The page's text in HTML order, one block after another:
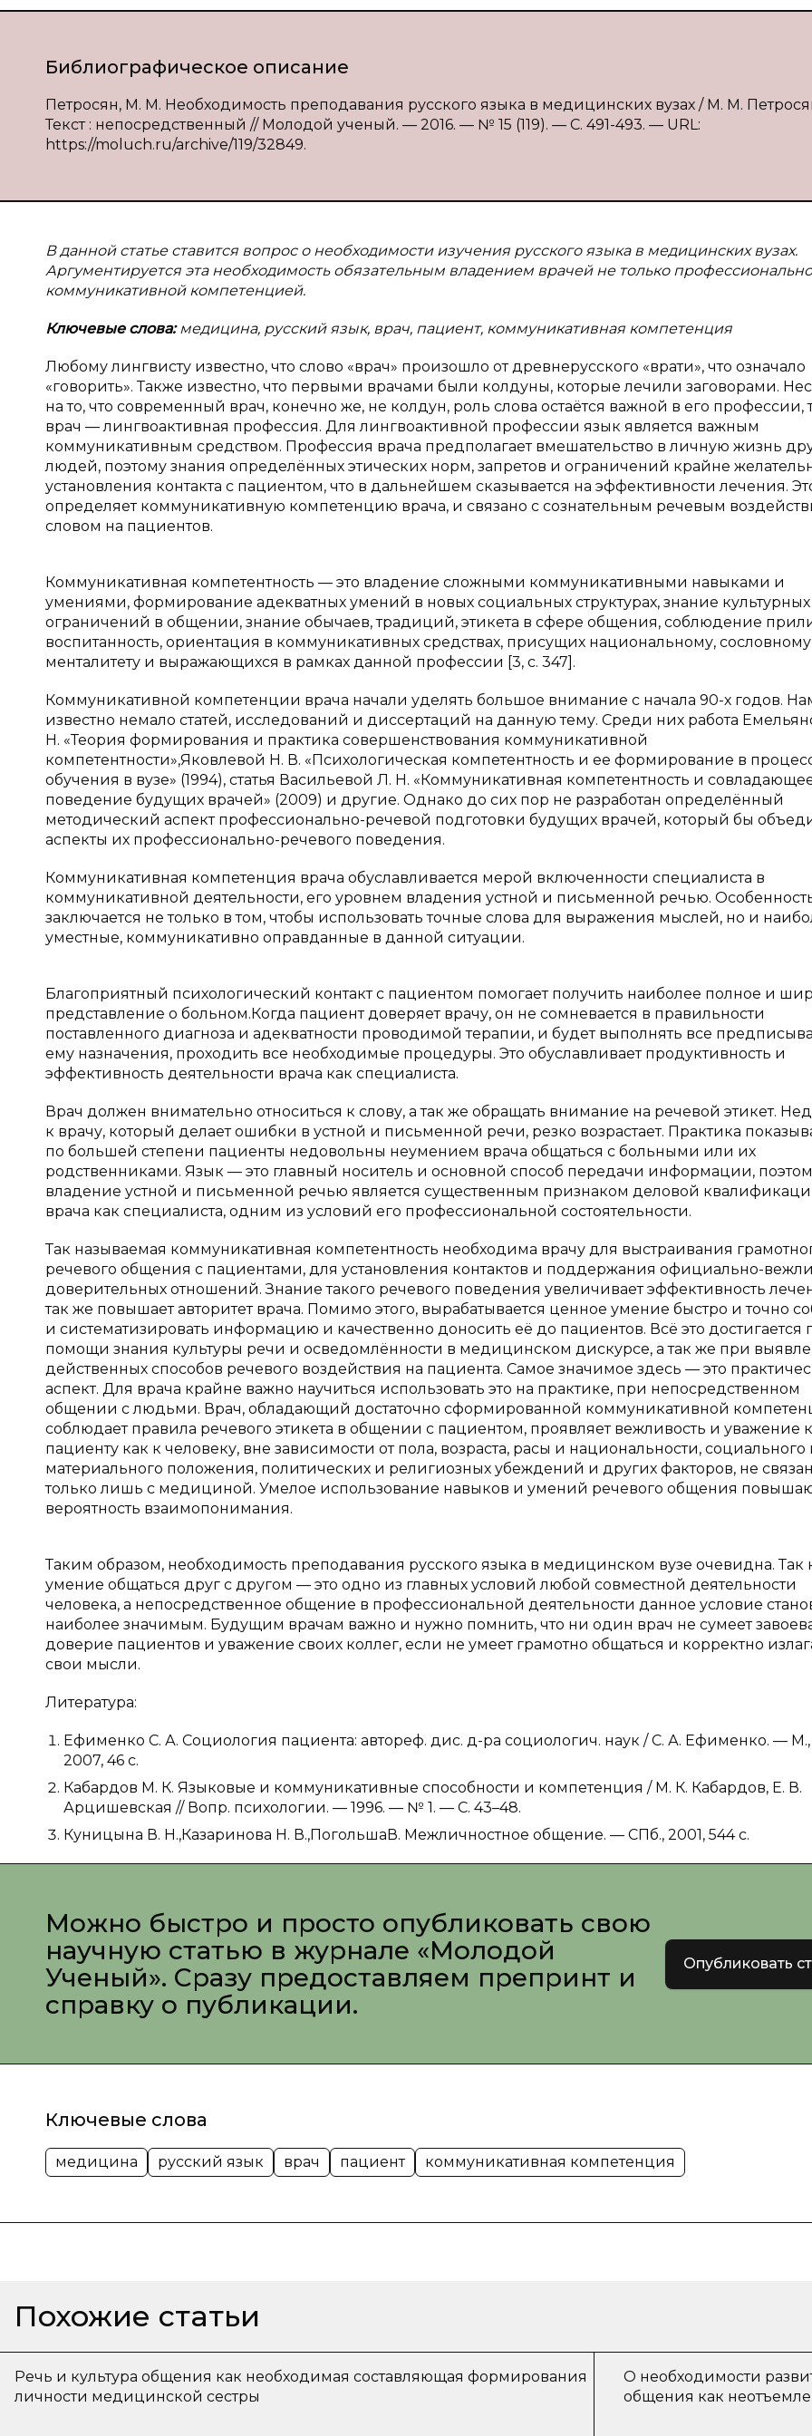
Библиографическое описание
Петросян, М. М. Необходимость преподавания русского языка в медицинских вузах / М. М.
Текст : непосредственный // Молодой ученый. — 2016. — № 15 (119). — С. 491-493. — URL:
https://moluch.ru/archive/119/32849.
В данной статье ставится вопрос о необходимости изучения русского языка в медицинских вузах.
Аргументируется эта необходимость обязательным владением врачей не только
коммуникативной компетенцией.
Ключевые слова:медицина, русский язык, врач, пациент, коммуникативная компетенция
Любому лингвисту известно, что слово «врач» произошло от древнерусского «врати», что означало
«говорить». Также известно, что первыми врачами были колдуны, которые лечили заговорами.
на то, что современный врач, конечно же, не колдун, роль слова остаётся важной в его профессии,
врач — лингвоактивная профессия. Для лингвоактивной профессии язык является важным
коммуникативным средством. Профессия врача предполагает вмешательство в личную жизнь
людей, поэтому знания определённых этических норм, запретов и ограничений крайне
установления контакта с пациентом, что в дальнейшем сказывается на эффективности лечения.
определяет коммуникативную компетенцию врача, и связано с сознательным речевым
словом на пациентов.
Коммуникативная компетентность — это владение сложными коммуникативными навыками и
умениями, формирование адекватных умений в новых социальных структурах, знание
ограничений в общении, знание обычаев, традиций, этикета в сфере общения, соблюдение
воспитанность, ориентация в коммуникативных средствах, присущих национальному, сословному
менталитету и выражающихся в рамках данной профессии [3, с. 347].
Коммуникативной компетенции врача начали уделять большое внимание с начала 90-х годов.
известно немало статей, исследований и диссертаций на данную тему. Среди них работа
Н. «Теория формирования и практика совершенствования коммуникативной
компетентности»,Яковлевой Н. В. «Психологическая компетентность и ее формирование в
обучения в вузе» (1994), статья Васильевой Л. Н. «Коммуникативная компетентность и
поведение будущих врачей» (2009) и другие. Однако до сих пор не разработан определённый
методический аспект профессионально-речевой подготовки будущих врачей, который бы
аспекты их профессионально-речевого поведения.
Коммуникативная компетенция врача обуславливается мерой включенности специалиста в
коммуникативной деятельности, его уровнем владения устной и письменной речью.
заключается не только в том, чтобы использовать точные слова для выражения мыслей, но и
уместные, коммуникативно оправданные в данной ситуации.
Благоприятный психологический контакт с пациентом помогает получить наиболее полное и
представление о больном.Когда пациент доверяет врачу, он не сомневается в правильности
поставленного диагноза и адекватности проводимой терапии, и будет выполнять все
ему назначения, проходить все необходимые процедуры. Это обуславливает продуктивность и
эффективность деятельности врача как специалиста.
Врач должен внимательно относиться к слову, а так же обращать внимание на речевой этикет.
к врачу, который делает ошибки в устной и письменной речи, резко возрастает. Практика
по большей степени пациенты недовольны неумением врача общаться с больными или их
родственниками. Язык — это главный носитель и основной способ передачи информации,
владение устной и письменной речью является существенным признаком деловой
врача как специалиста, одним из условий его профессиональной состоятельности.
Так называемая коммуникативная компетентность необходима врачу для выстраивания
речевого общения с пациентами, для установления контактов и поддержания официально-
доверительных отношений. Знание такого речевого поведения увеличивает эффективность
так же повышает авторитет врача. Помимо этого, вырабатывается ценное умение быстро и точно
и систематизировать информацию и качественно доносить её до пациентов. Всё это достигается
помощи знания культуры речи и осведомлённости в медицинском дискурсе, а так же при
действенных способов речевого воздействия на пациента. Самое значимое здесь — это
аспект. Для врача крайне важно научиться использовать это на практике, при непосредственном
общении с людьми. Врач, обладающий достаточно сформированной коммуникативной
соблюдает правила речевого этикета в общении с пациентом, проявляет вежливость и уважение к
пациенту как к человеку, вне зависимости от пола, возраста, расы и национальности, социального
материального положения, политических и религиозных убеждений и других факторов, не
только лишь с медициной. Умелое использование навыков и умений речевого общения
вероятность взаимопонимания.
Таким образом, необходимость преподавания русского языка в медицинском вузе очевидна. Так
умение общаться друг с другом — это одно из главных условий любой совместной деятельности
человека, а непосредственное общение в профессиональной деятельности данное условие
наиболее значимым. Будущим врачам важно и нужно помнить, что ни один врач не сумеет
доверие пациентов и уважение своих коллег, если не умеет грамотно общаться и корректно
свои мысли.
Литература:
Ефименко С. А. Социология пациента: автореф. дис. д-ра социологич. наук / С. А. Ефименко. — М.,
2007, 46 c.
Кабардов М. К. Языковые и коммуникативные способности и компетенция / М. К. Кабардов, Е. В.
Арцишевская // Вопр. психологии. — 1996. — № 1. — С. 43–48.
Куницына В. Н.,Казаринова Н. В.,ПогольшаВ. Межличностное общение. — СПб., 2001, 544 с.
Можно быстро и просто опубликовать свою
научную статью в журнале «Молодой
Ученый». Сразу предоставляем препринт и
справку о публикации.
Опубликовать
Ключевые слова
медицина русский язык врач пациент коммуникативная компетенция
Похожие статьи
Речь и культура общения как необходимая составляющая формирования
личности медицинской сестры
О необходимости
общения как